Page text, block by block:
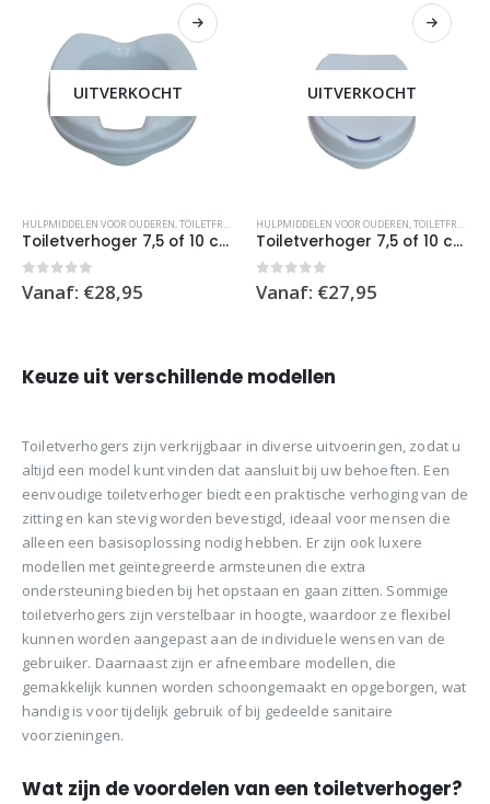
UITVERKOCHT
product
heeft
meerdere
kan
op
de
productpagina
HULPMIDDELEN VOOR OUDEREN,TOILETFRAMES EN VERHOGING ,TOILETVERHOGER
Toiletverhoger 7,5 of 10 cm – WC-bril max 180kg
0out of 5
Vanaf: €28,95
UITVERKOCHT
product
heeft
meerdere
kan
op
de
productpagina
HULPMIDDELEN VOOR OUDEREN,TOILETFRAMES EN VERHOGING
Toiletverhoger 7,5 of 10 cm – WC-bril met deksel, max 180kg
0out of 5
Vanaf: €27,95
Keuze uit verschillende modellen
Toiletverhogers zijn verkrijgbaar in diverse uitvoeringen, zodat u
altijd een model kunt vinden dat aansluit bij uw behoeften. Een
eenvoudige toiletverhoger biedt een praktische verhoging van de
zitting en kan stevig worden bevestigd, ideaal voor mensen die
alleen een basisoplossing nodig hebben. Er zijn ook luxere
modellen met geïntegreerde armsteunen die extra
ondersteuning bieden bij het opstaan en gaan zitten. Sommige
toiletverhogers zijn verstelbaar in hoogte, waardoor ze flexibel
kunnen worden aangepast aan de individuele wensen van de
gebruiker. Daarnaast zijn er afneembare modellen, die
gemakkelijk kunnen worden schoongemaakt en opgeborgen, wat
handig is voor tijdelijk gebruik of bij gedeelde sanitaire
voorzieningen.
Wat zijn de voordelen van een toiletverhoger?